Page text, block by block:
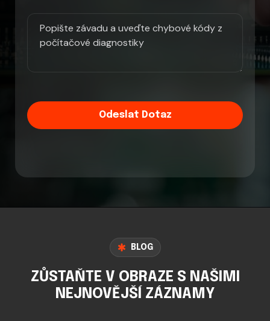
Odeslat Dotaz
BLOG
ZŮSTAŇTE V OBRAZE S NAŠIMI
NEJNOVĚJŠÍ ZÁZNAMY